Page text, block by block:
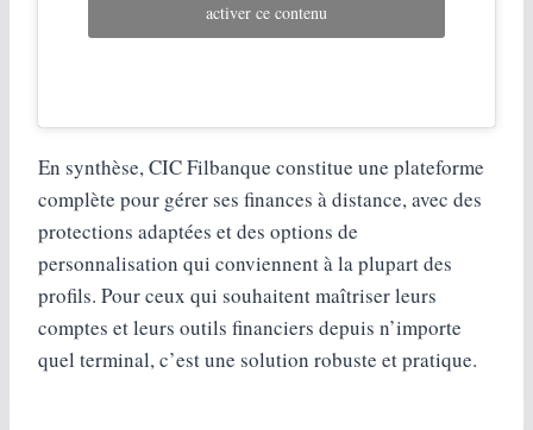
activer ce contenu
En synthèse, CIC Filbanque constitue une plateforme
complète pour gérer ses finances à distance, avec des
protections adaptées et des options de
personnalisation qui conviennent à la plupart des
profils. Pour ceux qui souhaitent maîtriser leurs
comptes et leurs outils financiers depuis n’importe
quel terminal, c’est une solution robuste et pratique.